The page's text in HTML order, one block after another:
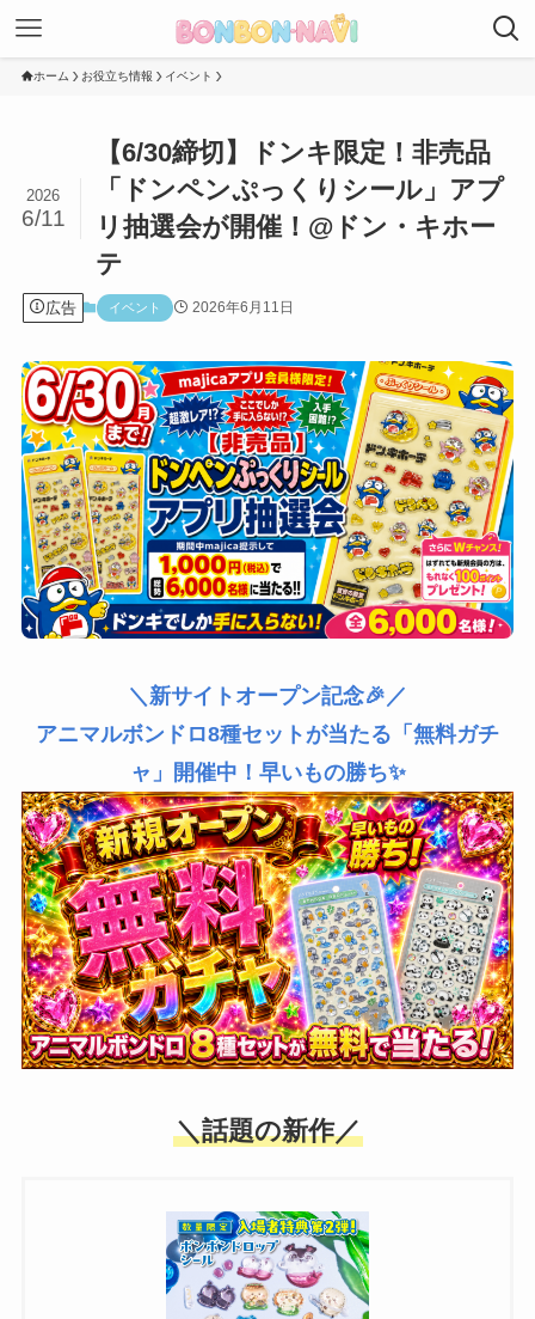
ホーム お役立ち情報 イベント
【6/30締切】ドンキ限定！非売品
「ドンペンぷっくりシール」アプ
リ抽選会が開催！@ドン・キホー
テ
2026
6/11
広告 イベント 2026年6月11日
＼新サイトオープン記念🎉／
アニマルボンドロ8種セットが当たる「無料ガチ
ャ」開催中！早いもの勝ち✨
＼話題の新作／